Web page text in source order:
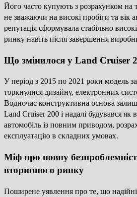
Його часто купують з розрахунком на
не зважаючи на високі пробіги та вік
репутація сформувала стабільно
ринку навіть після завершення
Що змінилося у Land Cruiser
У період з 2015 по 2021 роки модель
торкнулися дизайну, електронних
Водночас конструктивна основа
Land Cruiser 200 і надалі будувався
автомобіль із повним приводом,
експлуатацію в складних умовах.
Міф про повну
вторинного ринку
Поширене уявлення про те, що